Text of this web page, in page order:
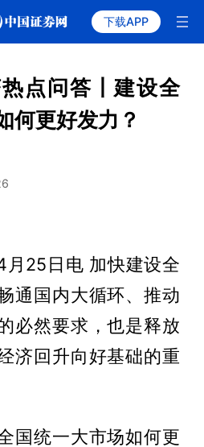
下载APP
点问答丨建设全
何更好发力？
25日电 加快建设全
通国内大循环、推动
必然要求，也是释放
济回升向好基础的重
统一大市场如何更